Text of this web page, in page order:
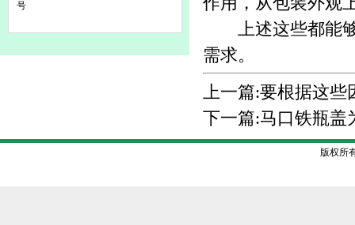
号
上述这些都能够
需求。
上一篇:要根据这些
下一篇:马口铁瓶盖
版权所